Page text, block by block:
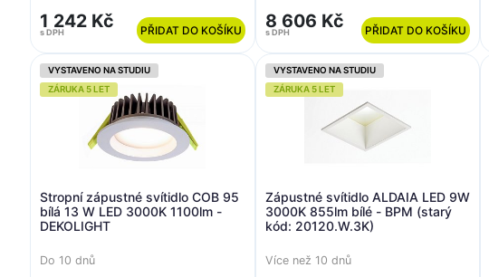
1 242 Kč
s DPH PŘIDAT DO KOŠÍKU 8 606 Kč
s DPH PŘIDAT DO KOŠÍKU
VYSTAVENO NA STUDIU
ZÁRUKA 5 LET
Stropní zápustné svítidlo COB 95
bílá 13 W LED 3000K 1100lm -
DEKOLIGHT
Do 10 dnů
VYSTAVENO NA STUDIU
ZÁRUKA 5 LET
Zápustné svítidlo ALDAIA LED 9W
3000K 855lm bílé - BPM (starý
kód: 20120.W.3K)
Více než 10 dnů